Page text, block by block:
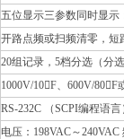
五位显示三参数同时显示
开路点频或扫频清零，短
20组记录，5档分选（分
1000V/10F、600V/
RS-232C （SCPI编程语言
电压：198VAC～